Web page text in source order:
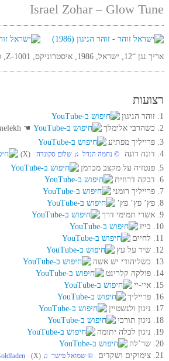
Israel Zohar – Glow Tune
אריך נגן “12, ישראל, 1986, איסטרוניקס, Z-1001, סטריאו,
רצועות
1. זוהר הניגון
2. כשהרבי אלימלך
☚
3. פרייליך מפתיע
4. דונה דונה
‏ © נחמה הנדל‏ ♫ שלום סקונדה (X)
5. פנטזיה על מקצב מכרמן
6. דבקה דרוזית
7. פרייליך רומני
8. פץ’ פץ’ פץ’
9. אשרי תמימי דרך
10. בייז
11. לחיים
12. שיר על עץ
13. כשליהודי יש אשה
14. פולקה קלרינט
15. איי-יי
16. פרייליך
17. ניגון ולנשטיין
18. ניגון תורכי
19. ניגון לכלה יתומה
20. שר’לה
21. צימוקים ושקדים
‏ © שמואל פישר‏ ♫ Abraham Goldfaden (X)